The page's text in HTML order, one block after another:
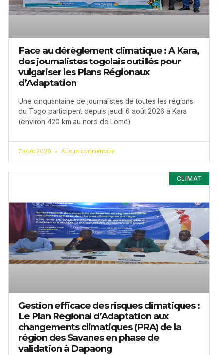
Face au dérèglement climatique : A Kara,
des journalistes togolais outillés pour
vulgariser les Plans Régionaux
d’Adaptation
Une cinquantaine de journalistes de toutes les régions
du Togo participent depuis jeudi 6 août 2026 à Kara
(environ 420 km au nord de Lomé)
7 août 2026 Aucun commentaire
CLIMAT
Gestion efficace des risques climatiques :
Le Plan Régional d’Adaptation aux
changements climatiques (PRA) de la
région des Savanes en phase de
validation à Dapaong